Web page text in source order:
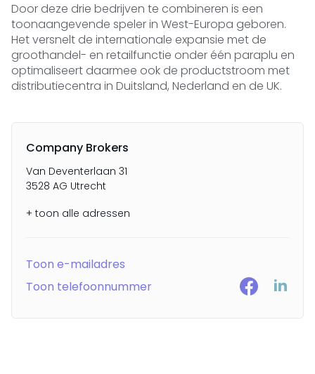
Door deze drie bedrijven te combineren is een
toonaangevende speler in West-Europa geboren.
Het versnelt de internationale expansie met de
groothandel- en retailfunctie onder één paraplu en
optimaliseert daarmee ook de productstroom met
distributiecentra in Duitsland, Nederland en de UK.
Company Brokers
Van Deventerlaan 31
3528 AG Utrecht
+ toon alle adressen
Toon e-mailadres
Toon telefoonnummer